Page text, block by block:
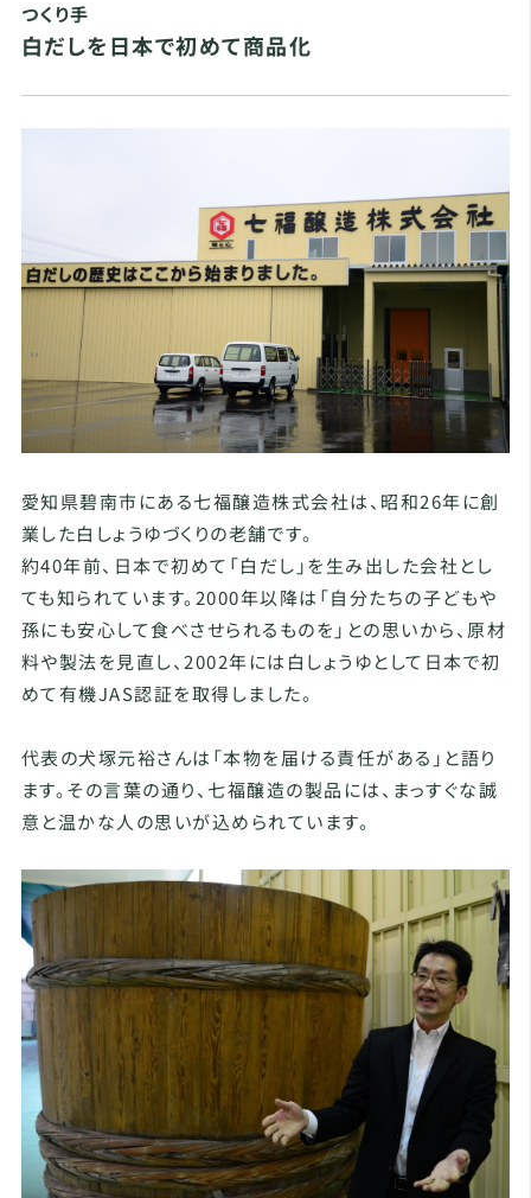
つくり手
白だしを日本で初めて商品化
愛知県碧南市にある七福醸造株式会社は、昭和26年に創
業した白しょうゆづくりの老舗です。
約40年前、日本で初めて「白だし」を生み出した会社とし
ても知られています。2000年以降は「自分たちの子どもや
孫にも安心して食べさせられるものを」との思いから、原材
料や製法を見直し、2002年には白しょうゆとして日本で初
めて有機JAS認証を取得しました。
代表の犬塚元裕さんは「本物を届ける責任がある」と語り
ます。その言葉の通り、七福醸造の製品には、まっすぐな誠
意と温かな人の思いが込められています。